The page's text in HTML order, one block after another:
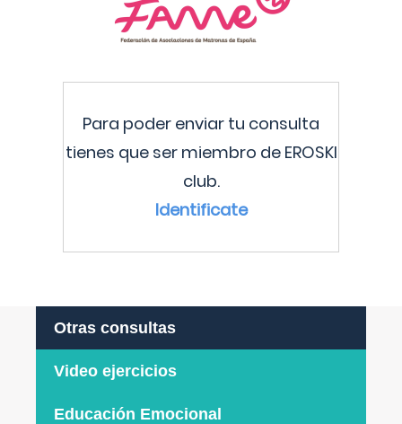
Para poder enviar tu consulta
tienes que ser miembro de EROSKI
club.
Identificate
Otras consultas
Video ejercicios
Educación Emocional